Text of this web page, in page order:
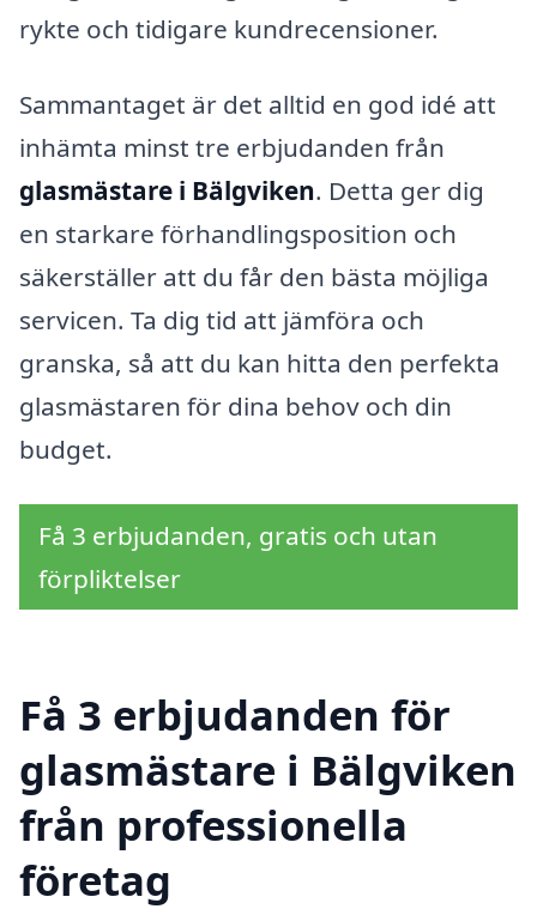
rykte och tidigare kundrecensioner.
Sammantaget är det alltid en god idé att
inhämta minst tre erbjudanden från
glasmästare i Bälgviken. Detta ger dig
en starkare förhandlingsposition och
säkerställer att du får den bästa möjliga
servicen. Ta dig tid att jämföra och
granska, så att du kan hitta den perfekta
glasmästaren för dina behov och din
budget.
Få 3 erbjudanden, gratis och utan
förpliktelser
Få 3 erbjudanden för
glasmästare i Bälgviken
från professionella
företag